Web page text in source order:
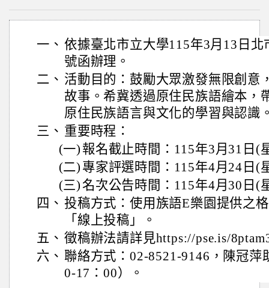
一、 依據臺北市立大學115年3月13日北
號函辦理。
二、 活動目的：鼓勵大眾激發無限創意
故事。希冀透過原住民族語繪本，
原住民族語言與文化的學習與認識
三、 重要時程：
(一) 報名截止時間：115年3月31日(
(二) 專家評選時間：115年4月24日(
(三) 名次公告時間：115年4月30日(
四、 投稿方式：使用族語E樂園提供之
「線上投稿」。
五、 徵稿辦法請詳見https://pse.is/
六、 聯絡方式：02-8521-9146，陳冠萍
0-17：00）。